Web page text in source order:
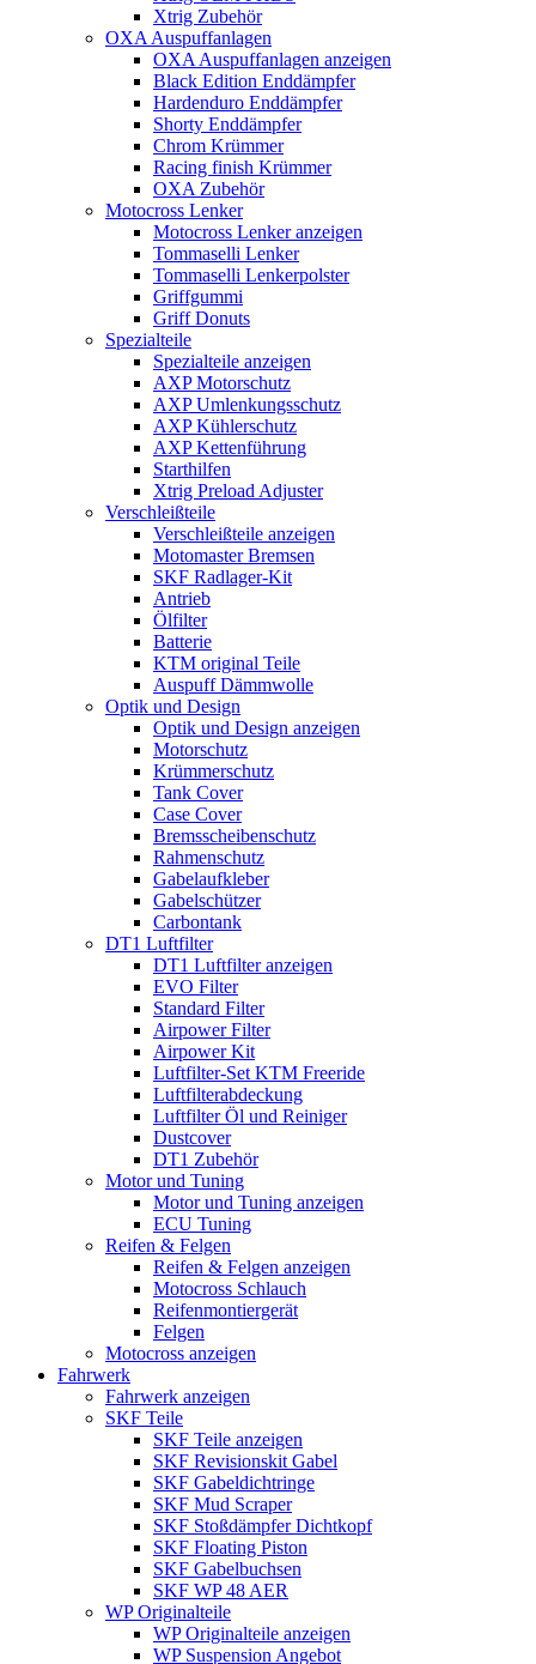
Xtrig Zubehör
OXA Auspuffanlagen
OXA Auspuffanlagen anzeigen
Black Edition Enddämpfer
Hardenduro Enddämpfer
Shorty Enddämpfer
Chrom Krümmer
Racing finish Krümmer
OXA Zubehör
Motocross Lenker
Motocross Lenker anzeigen
Tommaselli Lenker
Tommaselli Lenkerpolster
Griffgummi
Griff Donuts
Spezialteile
Spezialteile anzeigen
AXP Motorschutz
AXP Umlenkungsschutz
AXP Kühlerschutz
AXP Kettenführung
Starthilfen
Xtrig Preload Adjuster
Verschleißteile
Verschleißteile anzeigen
Motomaster Bremsen
SKF Radlager-Kit
Antrieb
Ölfilter
Batterie
KTM original Teile
Auspuff Dämmwolle
Optik und Design
Optik und Design anzeigen
Motorschutz
Krümmerschutz
Tank Cover
Case Cover
Bremsscheibenschutz
Rahmenschutz
Gabelaufkleber
Gabelschützer
Carbontank
DT1 Luftfilter
DT1 Luftfilter anzeigen
EVO Filter
Standard Filter
Airpower Filter
Airpower Kit
Luftfilter-Set KTM Freeride
Luftfilterabdeckung
Luftfilter Öl und Reiniger
Dustcover
DT1 Zubehör
Motor und Tuning
Motor und Tuning anzeigen
ECU Tuning
Reifen & Felgen
Reifen & Felgen anzeigen
Motocross Schlauch
Reifenmontiergerät
Felgen
Motocross anzeigen
Fahrwerk
Fahrwerk anzeigen
SKF Teile
SKF Teile anzeigen
SKF Revisionskit Gabel
SKF Gabeldichtringe
SKF Mud Scraper
SKF Stoßdämpfer Dichtkopf
SKF Floating Piston
SKF Gabelbuchsen
SKF WP 48 AER
WP Originalteile
WP Originalteile anzeigen
WP Suspension Angebot